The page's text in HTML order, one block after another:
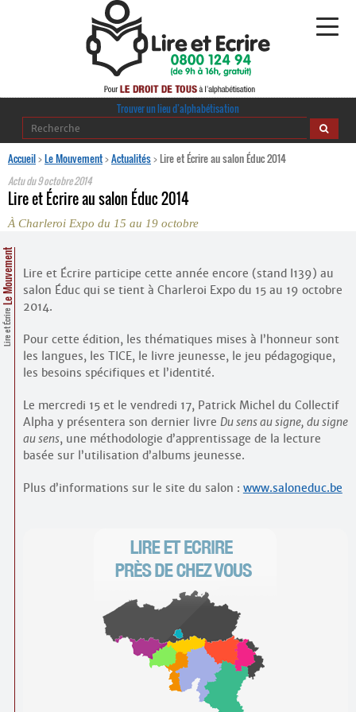
Alphabétisation
Agir pour l’alpha
Ressources pédagogiques
Bienvenue en Belgique
Contacts
Trouver un lieu d’alphabétisation
Trouver un lieu d’alphabétisation
Accueil>Le Mouvement>Actualités>Lire et Écrire au salon Éduc 2014
Actu du9 octobre 2014
Lire et Écrire au salon Éduc 2014
À Charleroi Expo du 15 au 19 octobre
Lire et Écrire
Le Mouvement
Lire et Écrire participe cette année encore (stand I139) au
salon Éduc qui se tient à Charleroi Expo du 15 au 19 octobre
2014.
Pour cette édition, les thématiques mises à l’honneur sont
les langues, les TICE, le livre jeunesse, le jeu pédagogique,
les besoins spécifiques et l’identité.
Le mercredi 15 et le vendredi 17, Patrick Michel du Collectif
Alpha y présentera son dernier livre Du sens au signe, du signe
au sens, une méthodologie d’apprentissage de la lecture
basée sur l’utilisation d’albums jeunesse.
Plus d’informations sur le site du salon : www.saloneduc.be